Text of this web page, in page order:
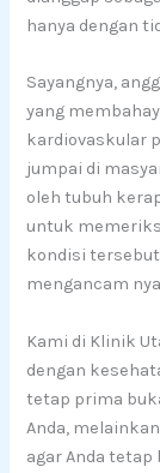
hanya dengan
Sayangnya,
yang
kardiovaskular
jumpai di
oleh tubuh
untuk
kondisi
mengancam
Kami di Klinik
dengan
tetap prima
Anda,
agar Anda